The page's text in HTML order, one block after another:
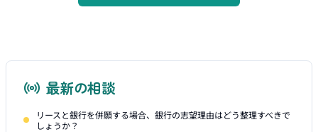
最新の相談
リースと銀行を併願する場合、銀行の志望理由はどう整理すべきで
しょうか？